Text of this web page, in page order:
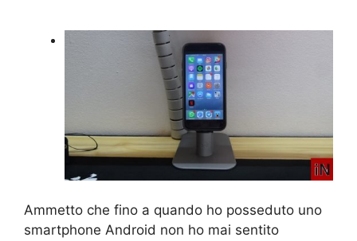
Ammetto che fino a quando ho posseduto uno
smartphone Android non ho mai sentito